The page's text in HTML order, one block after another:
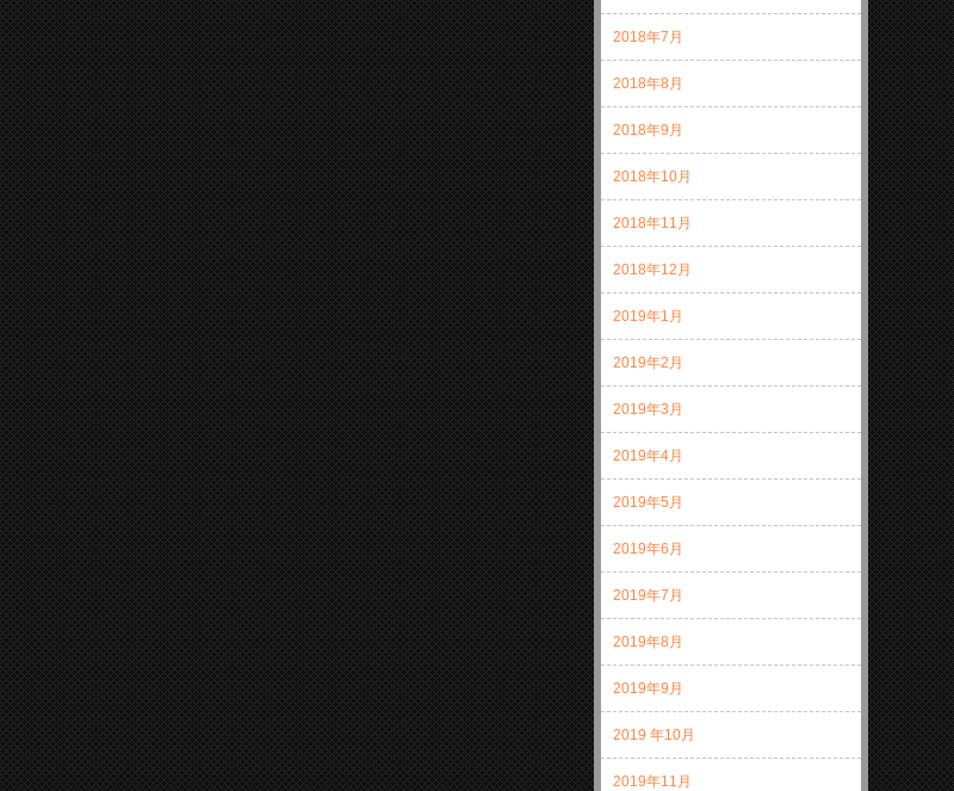
2018年7月
2018年8月
2018年9月
2018年10月
2018年11月
2018年12月
2019年1月
2019年2月
2019年3月
2019年4月
2019年5月
2019年6月
2019年7月
2019年8月
2019年9月
2019 年10月
2019年11月